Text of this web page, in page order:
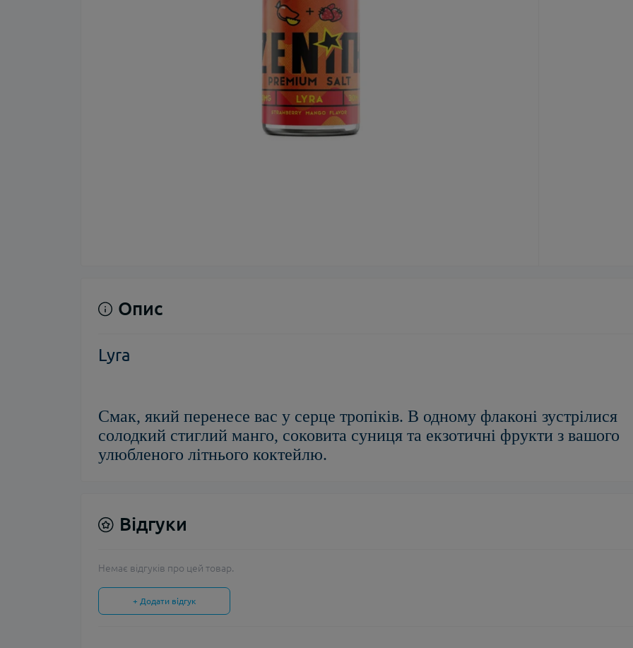
Опис
Lyra
Смак, який перенесе вас у серце тропіків. В одному флаконі зустрілися
солодкий стиглий манго, соковита суниця та екзотичні фрукти з вашого
улюбленого літнього коктейлю.
Відгуки
Немає відгуків про цей товар.
+ Додати відгук